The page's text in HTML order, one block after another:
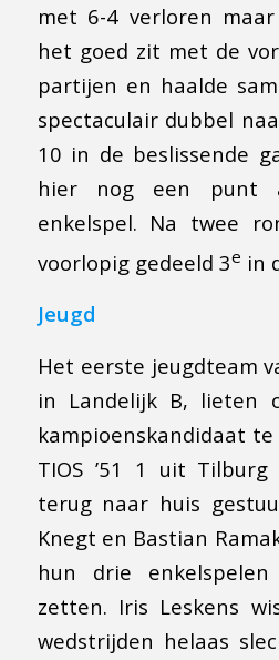
met 6-4 verloren
het goed zit met de
partijen en haalde
spectaculair dubbel
10 in de beslissende
hier nog een
enkelspel. Na twee
voorlopig gedeeld 3e in
Jeugd
Het eerste jeugdteam
in Landelijk B, lieten
kampioenskandidaat
TIOS ’51 1 uit
terug naar huis
Knegt en Bastian
hun drie
zetten. Iris Leskens
wedstrijden helaas